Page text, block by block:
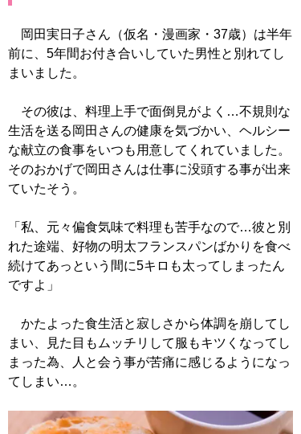
岡田実日子さん（仮名・漫画家・37歳）は半年
前に、5年間お付き合いしていた男性と別れてし
まいました。
その彼は、料理上手で面倒見がよく…不規則な
生活を送る岡田さんの健康を気づかい、ヘルシー
な献立の食事をいつも用意してくれていました。
そのおかげで岡田さんは仕事に没頭する事が出来
ていたそう。
「私、元々偏食気味で料理も苦手なので…彼と別
れた途端、好物の明太フランスパンばかりを食べ
続けてあっという間に5キロも太ってしまったん
ですよ」
かたよった食生活と寂しさから体調を崩してし
まい、見た目もムッチリして服もキツくなってし
まった為、人と会う事が苦痛に感じるようになっ
てしまい…。